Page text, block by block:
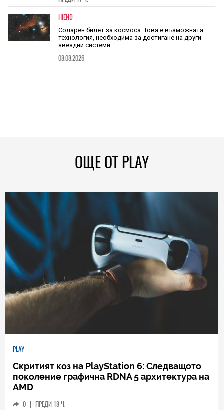
HIEND
Соларен билет за космоса: Това е възможната
технология, необходима за достигане на други
звездни системи
08.08.2026
ОЩЕ ОТ PLAY
PLAY
Скритият коз на PlayStation 6: Следващото
поколение графична RDNA 5 архитектура на
AMD
0 | ПРЕДИ 18 Ч.